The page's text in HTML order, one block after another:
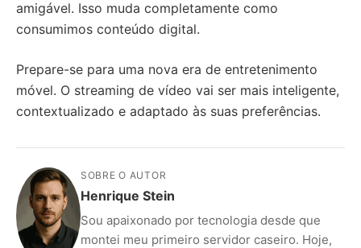
amigável. Isso muda completamente como
consumimos conteúdo digital.
Prepare-se para uma nova era de entretenimento
móvel. O streaming de vídeo vai ser mais inteligente,
contextualizado e adaptado às suas preferências.
SOBRE O AUTOR
Henrique Stein
Sou apaixonado por tecnologia desde que
montei meu primeiro servidor caseiro. Hoje,